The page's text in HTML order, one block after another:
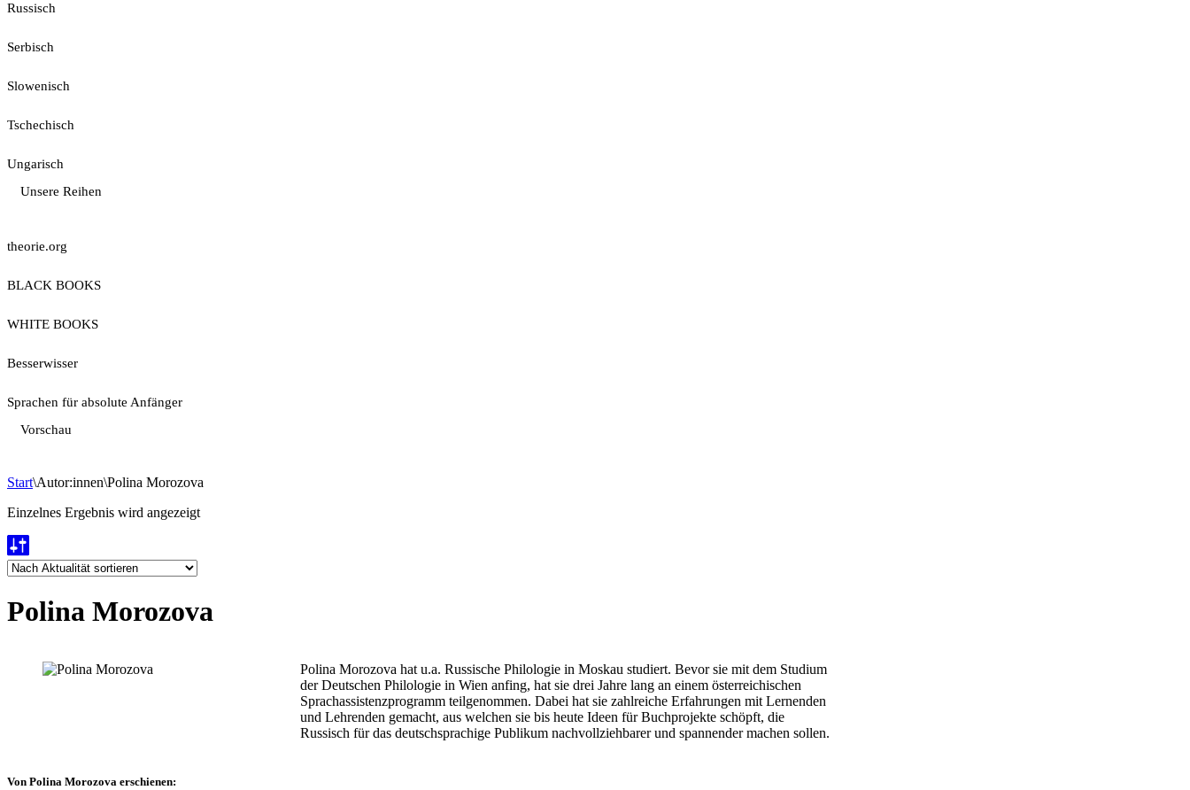
Russisch
Serbisch
Slowenisch
Tschechisch
Ungarisch
Unsere Reihen
theorie.org
BLACK BOOKS
WHITE BOOKS
Besserwisser
Sprachen für absolute Anfänger
Vorschau
Start\Autor:innen\Polina Morozova
Einzelnes Ergebnis wird angezeigt
Polina Morozova
Polina Morozova hat u.a. Russische Philologie in Moskau studiert. Bevor sie mit dem Studium
der Deutschen Philologie in Wien anfing, hat sie drei Jahre lang an einem österreichischen
Sprachassistenzprogramm teilgenommen. Dabei hat sie zahlreiche Erfahrungen mit Lernenden
und Lehrenden gemacht, aus welchen sie bis heute Ideen für Buchprojekte schöpft, die
Russisch für das deutschsprachige Publikum nachvollziehbarer und spannender machen sollen.
Von Polina Morozova erschienen: